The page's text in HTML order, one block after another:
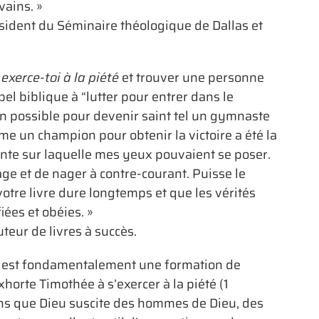
»
du Séminaire théologique de Dallas et
toi à la piétéet trouver une personne
biblique à “lutter pour entrer dans le
possible pour devenir saint tel un gymnaste
un champion pour obtenir la victoire a été la
sur laquelle mes yeux pouvaient se poser.
et de nager à contre-courant. Puisse le
livre dure longtemps et que les vérités
et obéies. »
de livres à succès.
fondamentalement une formation de
Timothée à s’exercer à la piété (1
que Dieu suscite des hommes de Dieu, des